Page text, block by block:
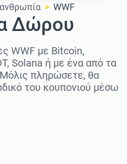
WWF
Δώρου
WWF με Bitcoin,
Solana ή με ένα από τα
πληρώσετε, θα
του κουπονιού μέσω